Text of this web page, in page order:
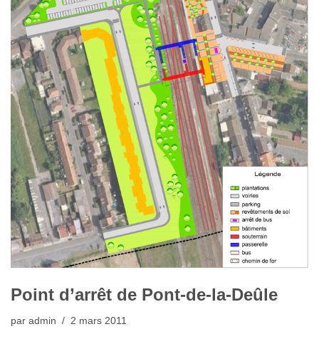
Point d’arrêt de Pont-de-la-Deûle
par admin 2 mars 2011